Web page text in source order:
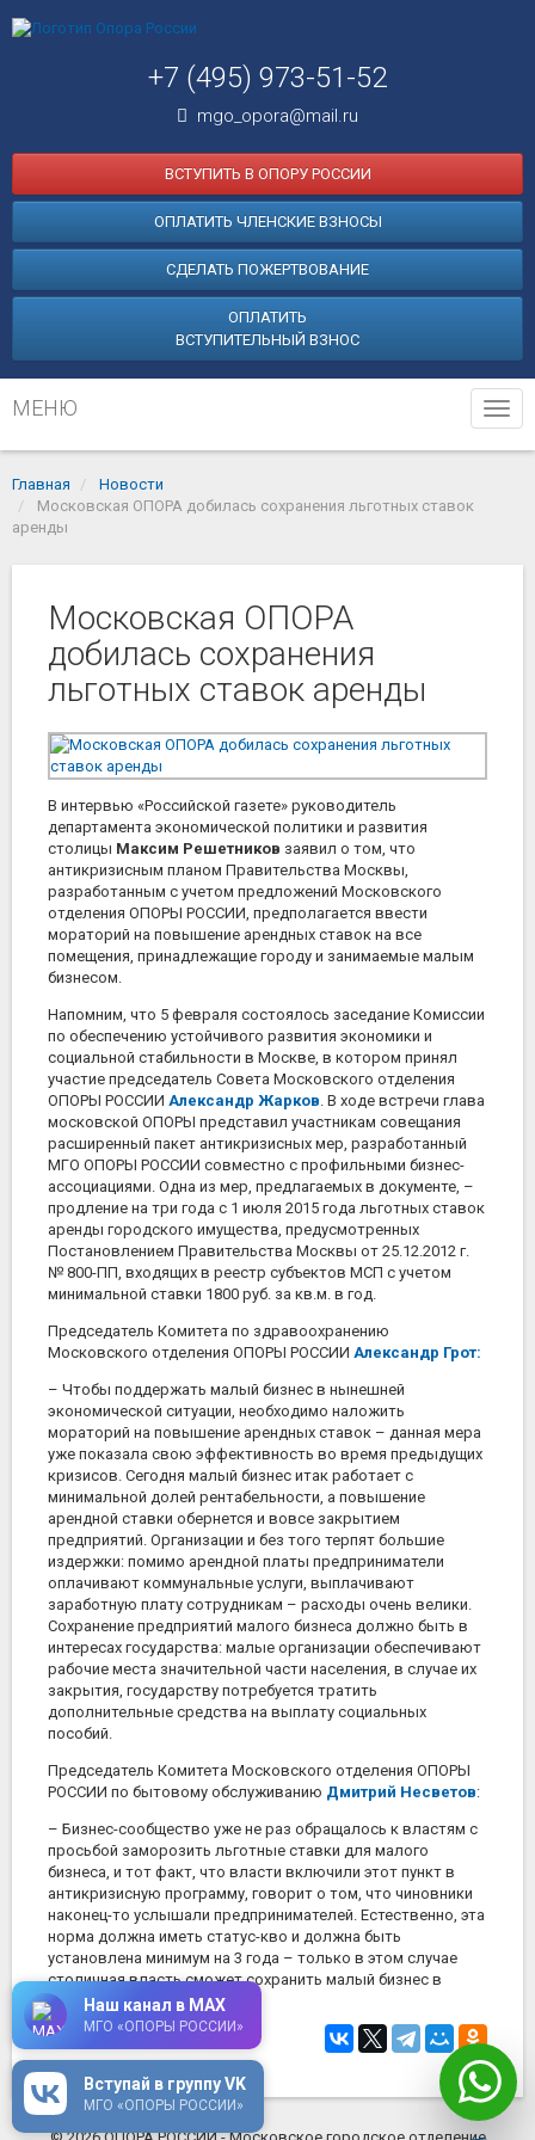
+7 (495) 973-51-52
mgo_opora@mail.ru
ВСТУПИТЬ В ОПОРУ РОССИИ
ОПЛАТИТЬ ЧЛЕНСКИЕ ВЗНОСЫ
СДЕЛАТЬ ПОЖЕРТВОВАНИЕ
ОПЛАТИТЬ
ВСТУПИТЕЛЬНЫЙ ВЗНОС
МЕНЮ
Главная
Новости
Московская ОПОРА добилась сохранения льготных ставок
аренды
Московская ОПОРА
добилась сохранения
льготных ставок аренды
В интервью «Российской газете» руководитель
департамента экономической политики и развития
столицы Максим Решетников заявил о том, что
антикризисным планом Правительства Москвы,
разработанным с учетом предложений Московского
отделения ОПОРЫ РОССИИ, предполагается ввести
мораторий на повышение арендных ставок на все
помещения, принадлежащие городу и занимаемые малым
бизнесом.
Напомним, что 5 февраля состоялось заседание Комиссии
по обеспечению устойчивого развития экономики и
социальной стабильности в Москве, в котором принял
участие председатель Совета Московского отделения
ОПОРЫ РОССИИ Александр Жарков. В ходе встречи глава
московской ОПОРЫ представил участникам совещания
расширенный пакет антикризисных мер, разработанный
МГО ОПОРЫ РОССИИ совместно с профильными бизнес-
ассоциациями. Одна из мер, предлагаемых в документе, –
продление на три года с 1 июля 2015 года льготных ставок
аренды городского имущества, предусмотренных
Постановлением Правительства Москвы от 25.12.2012 г.
№ 800-ПП, входящих в реестр субъектов МСП с учетом
минимальной ставки 1800 руб. за кв.м. в год.
Председатель Комитета по здравоохранению
Московского отделения ОПОРЫ РОССИИ Александр Грот:
– Чтобы поддержать малый бизнес в нынешней
экономической ситуации, необходимо наложить
мораторий на повышение арендных ставок – данная мера
уже показала свою эффективность во время предыдущих
кризисов. Сегодня малый бизнес итак работает с
минимальной долей рентабельности, а повышение
арендной ставки обернется и вовсе закрытием
предприятий. Организации и без того терпят большие
издержки: помимо арендной платы предприниматели
оплачивают коммунальные услуги, выплачивают
заработную плату сотрудникам – расходы очень велики.
Сохранение предприятий малого бизнеса должно быть в
интересах государства: малые организации обеспечивают
рабочие места значительной части населения, в случае их
закрытия, государству потребуется тратить
дополнительные средства на выплату социальных
пособий.
Председатель Комитета Московского отделения ОПОРЫ
РОССИИ по бытовому обслуживанию Дмитрий Несветов:
– Бизнес-сообщество уже не раз обращалось к властям с
просьбой заморозить льготные ставки для малого
бизнеса, и тот факт, что власти включили этот пункт в
антикризисную программу, говорит о том, что чиновники
наконец-то услышали предпринимателей. Естественно, эта
норма должна иметь статус-кво и должна быть
установлена минимум на 3 года – только в этом случае
столичная власть сможет сохранить малый бизнес в
городе.
6 февраля 2015 в 16:34
Вступай в группу VK
МГО «ОПОРЫ РОССИИ»
Наш канал в MAX
МГО «ОПОРЫ РОССИИ»